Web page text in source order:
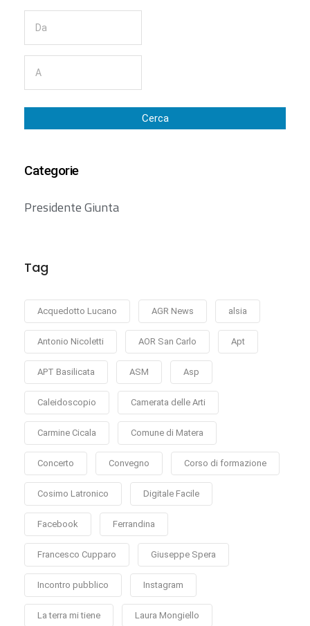
Cerca
Categorie
Presidente Giunta
Tag
Acquedotto Lucano AGR News alsia
Antonio Nicoletti AOR San Carlo Apt
APT Basilicata ASM Asp
Caleidoscopio Camerata delle Arti
Carmine Cicala Comune di Matera
Concerto Convegno Corso di formazione
Cosimo Latronico Digitale Facile
Facebook Ferrandina
Francesco Cupparo Giuseppe Spera
Incontro pubblico Instagram
La terra mi tiene Laura Mongiello